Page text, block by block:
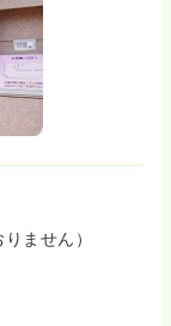
とができま
能です!
ません）